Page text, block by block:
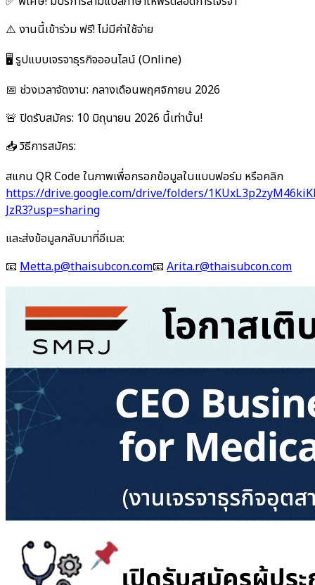
⚠️ งานนี้เข้าร่วม ฟรี! ไม่มีค่าใช้จ่าย
🖥️ รูปแบบเจรจาธุรกิจออนไลน์ (Online)
📅 ช่วงเวลาจัดงาน: กลางเดือนพฤศจิกายน 2026
🚨 ปิดรับสมัคร: 10 มิถุนายน 2026 นี้เท่านั้น!
📥 วิธีการสมัคร:
สแกน QR Code ในภาพเพื่อกรอกข้อมูลในแบบฟอร์ม หรือคลิก
https://drive.google.com/drive/folders/
JzR3?usp=sharing
และส่งข้อมูลกลับมาที่อีเมล:
📧 Metta.p@thaisubcon.com📧 Arita.r@thaisubcon.com